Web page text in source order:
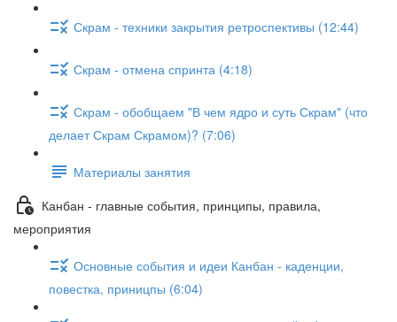
Скрам - техники закрытия ретроспективы (12:44)
Скрам - отмена спринта (4:18)
Скрам - обобщаем "В чем ядро и суть Скрам" (что
делает Скрам Скрамом)? (7:06)
Материалы занятия
Канбан - главные события, принципы, правила,
мероприятия
Основные события и идеи Канбан - каденции,
повестка, приницпы (6:04)